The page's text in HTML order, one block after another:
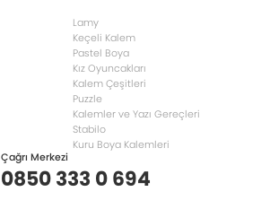
Lamy
Keçeli Kalem
Pastel Boya
Kız Oyuncakları
Kalem Çeşitleri
Puzzle
Kalemler ve Yazı Gereçleri
Stabilo
Kuru Boya Kalemleri
Çağrı Merkezi
0850 333 0 694